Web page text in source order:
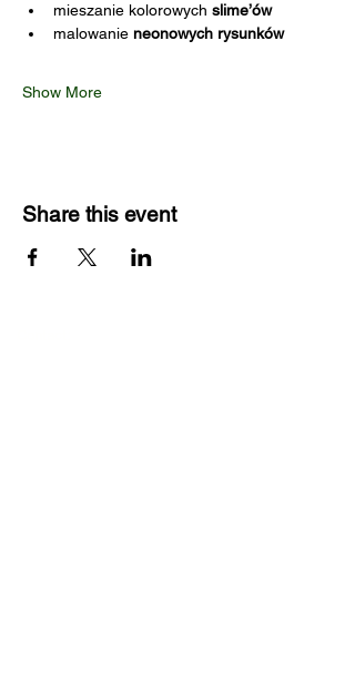
mieszanie kolorowych slime’ów
malowanie neonowych rysunków
Show More
Share this event